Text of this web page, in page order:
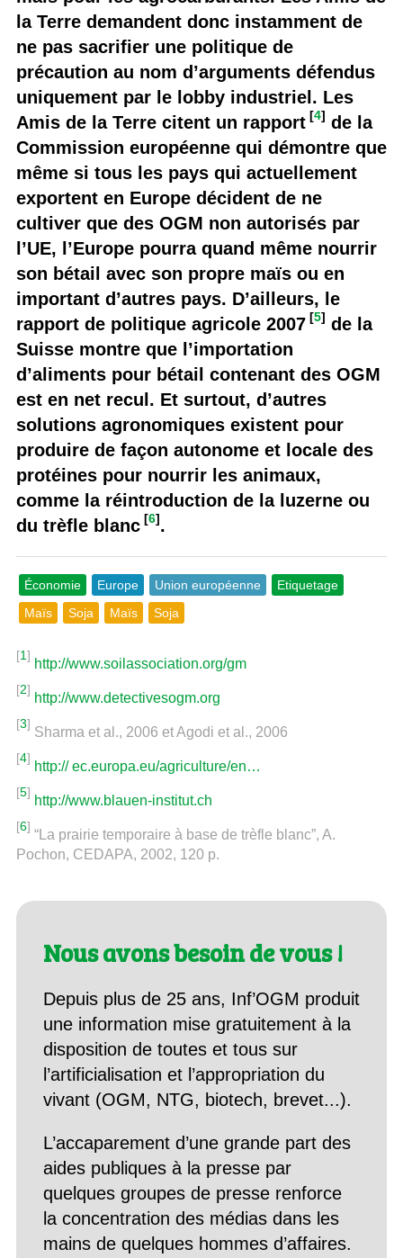
la Terre demandent donc instamment de
ne pas sacrifier une politique de
précaution au nom d’arguments défendus
uniquement par le lobby industriel. Les
Amis de la Terre citent un rapport [4] de la
Commission européenne qui démontre que
même si tous les pays qui actuellement
exportent en Europe décident de ne
cultiver que des OGM non autorisés par
l’UE, l’Europe pourra quand même nourrir
son bétail avec son propre maïs ou en
important d’autres pays. D’ailleurs, le
rapport de politique agricole 2007[5] de la
Suisse montre que l’importation
d’aliments pour bétail contenant des OGM
est en net recul. Et surtout, d’autres
solutions agronomiques existent pour
produire de façon autonome et locale des
protéines pour nourrir les animaux,
comme la réintroduction de la luzerne ou
du trèfle blanc [6].
Économie Europe Union européenne
Etiquetage
Maïs
Soja Maïs Soja
[1]
http://www.soilassociation.org/gm
[2]
http://www.detectivesogm.org
[3]
Sharma et al., 2006 et Agodi et al., 2006
[4]
http:// ec.europa.eu/agriculture/en…
[5]
http://www.blauen-institut.ch
[6]
“La prairie temporaire à base de trèfle blanc”, A.
Pochon, CEDAPA, 2002, 120 p.
Nous avons besoin de vous !
Depuis plus de 25 ans, Inf’OGM produit
une information mise gratuitement à la
disposition de toutes et tous sur
l’artificialisation et l’appropriation du
vivant (OGM, NTG, biotech, brevet...).
L’accaparement d’une grande part des
aides publiques à la presse par
quelques groupes de presse renforce
la concentration des médias dans les
mains de quelques hommes d’affaires.